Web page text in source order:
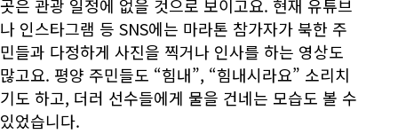
곳은 관광 일정에 없을 것으로 보이고요. 현재 유튜브
나 인스타그램 등 SNS에는 마라톤 참가자가 북한 주
민들과 다정하게 사진을 찍거나 인사를 하는 영상도
많고요. 평양 주민들도 “힘내”, “힘내시라요” 소리치
기도 하고, 더러 선수들에게 물을 건네는 모습도 볼 수
있었습니다.